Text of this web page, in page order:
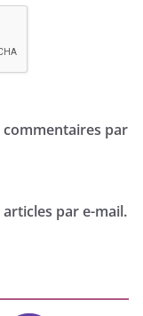
commentaires par
par e-mail.